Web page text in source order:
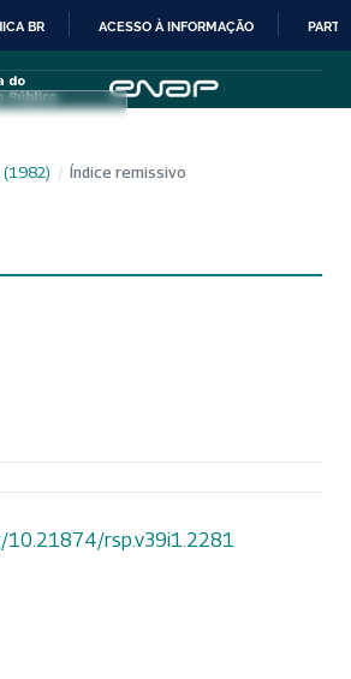
IR
PARA
CONTEÚDO
BR ACESSO À INFORMAÇÃO
(1982) / Índice remissivo
10.21874/rsp.v39i1.2281